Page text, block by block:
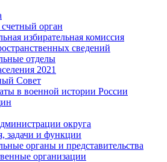
орган
избирательная комиссия
сведений
отделы
2021
Совет
в военной истории России
округа
задачи и функции
органы и представительства
организации